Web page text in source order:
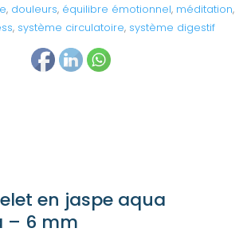
, douleurs, équilibre émotionnel, méditation,
, système circulatoire, système digestif
en jaspe aqua
– 6 mm